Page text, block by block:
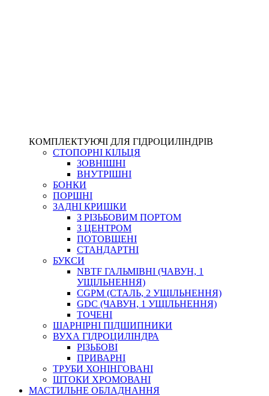
КОМПЛЕКТУЮЧІ ДЛЯ ГІДРОЦИЛІНДРІВ
СТОПОРНІ КІЛЬЦЯ
ЗОВНІШНІ
ВНУТРІШНІ
БОНКИ
ПОРШНІ
ЗАДНІ КРИШКИ
З РІЗЬБОВИМ ПОРТОМ
З ЦЕНТРОМ
ПОТОВЩЕНІ
СТАНДАРТНІ
БУКСИ
NBTF ГАЛЬМІВНІ (ЧАВУН, 1
УЩІЛЬНЕННЯ)
CGPM (СТАЛЬ, 2 УЩІЛЬНЕННЯ)
GDC (ЧАВУН, 1 УЩІЛЬНЕННЯ)
ТОЧЕНІ
ШАРНІРНІ ПІДШИПНИКИ
ВУХА ГІДРОЦИЛІНДРА
РІЗЬБОВІ
ПРИВАРНІ
ТРУБИ ХОНІНГОВАНІ
ШТОКИ ХРОМОВАНІ
МАСТИЛЬНЕ ОБЛАДНАННЯ